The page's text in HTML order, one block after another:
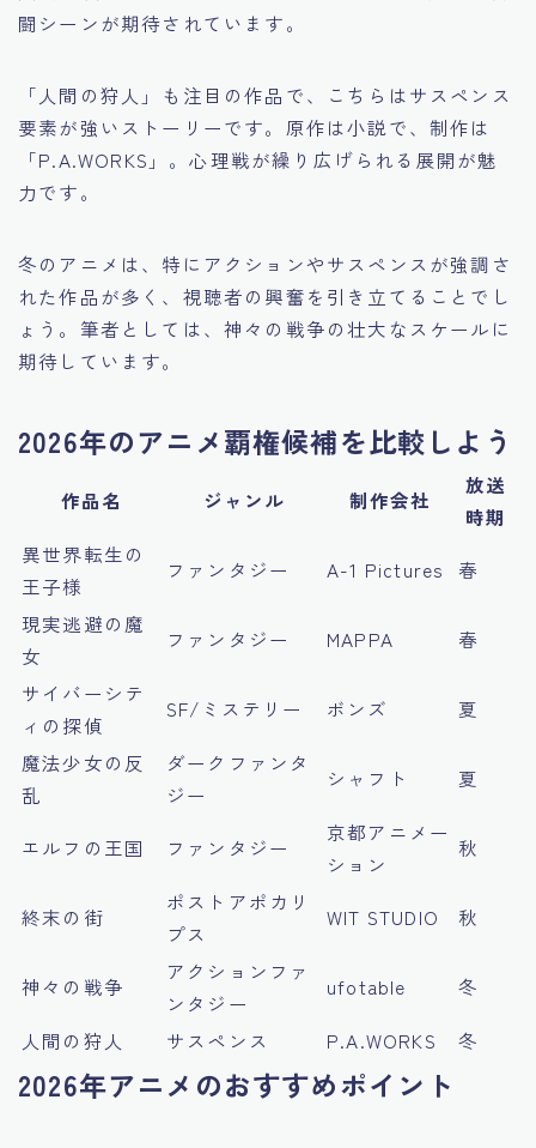
闘シーンが期待されています。
「人間の狩人」も注目の作品で、こちらはサスペンス
要素が強いストーリーです。原作は小説で、制作は
「P.A.WORKS」。心理戦が繰り広げられる展開が魅
力です。
冬のアニメは、特にアクションやサスペンスが強調さ
れた作品が多く、視聴者の興奮を引き立てることでし
ょう。筆者としては、神々の戦争の壮大なスケールに
期待しています。
2026年のアニメ覇権候補を比較しよう
作品名 ジャンル 制作会社
放送
時期
異世界転生の
王子様
ファンタジー A-1 Pictures 春
現実逃避の魔
女
ファンタジー MAPPA 春
サイバーシテ
ィの探偵
SF/ミステリー ボンズ 夏
魔法少女の反
乱
ダークファンタ
ジー
シャフト 夏
エルフの王国 ファンタジー
京都アニメー
ション
秋
終末の街
ポストアポカリ
プス
WIT STUDIO 秋
神々の戦争
アクションファ
ンタジー
ufotable 冬
人間の狩人 サスペンス P.A.WORKS 冬
2026年アニメのおすすめポイント